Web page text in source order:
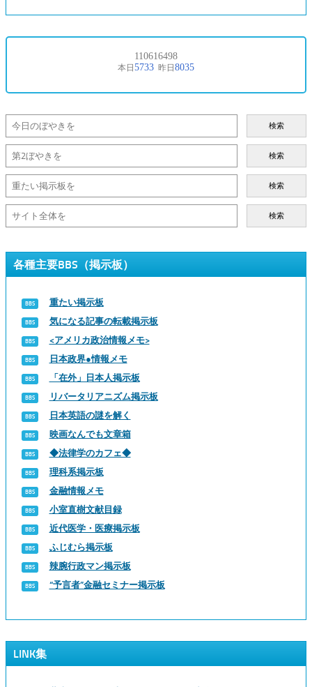
検索
検索
検索
検索
各種主要BBS（掲示板）
重たい掲示板
気になる記事の転載掲示板
<アメリカ政治情報メモ>
日本政界●情報メモ
「在外」日本人掲示板
リバータリアニズム掲示板
日本英語の謎を解く
映画なんでも文章箱
◆法律学のカフェ◆
理科系掲示板
金融情報メモ
小室直樹文献目録
近代医学・医療掲示板
ふじむら掲示板
辣腕行政マン掲示板
“予言者”金融セミナー掲示板
LINK集